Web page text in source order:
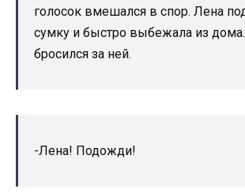
голосок вмешался в спор. Лена
сумку и быстро выбежала из
бросился за ней.
-Лена! Подожди!